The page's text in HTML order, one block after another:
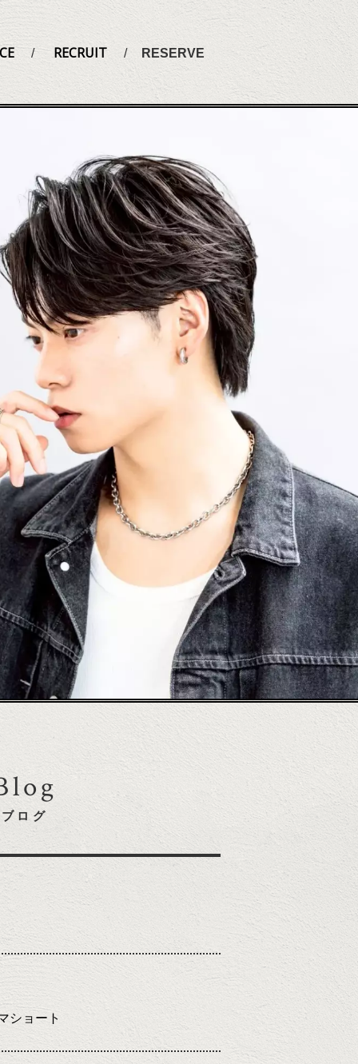
RECRUIT RESERVE
ブログ
ショート